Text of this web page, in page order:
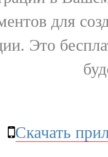
для
Это
Скачать